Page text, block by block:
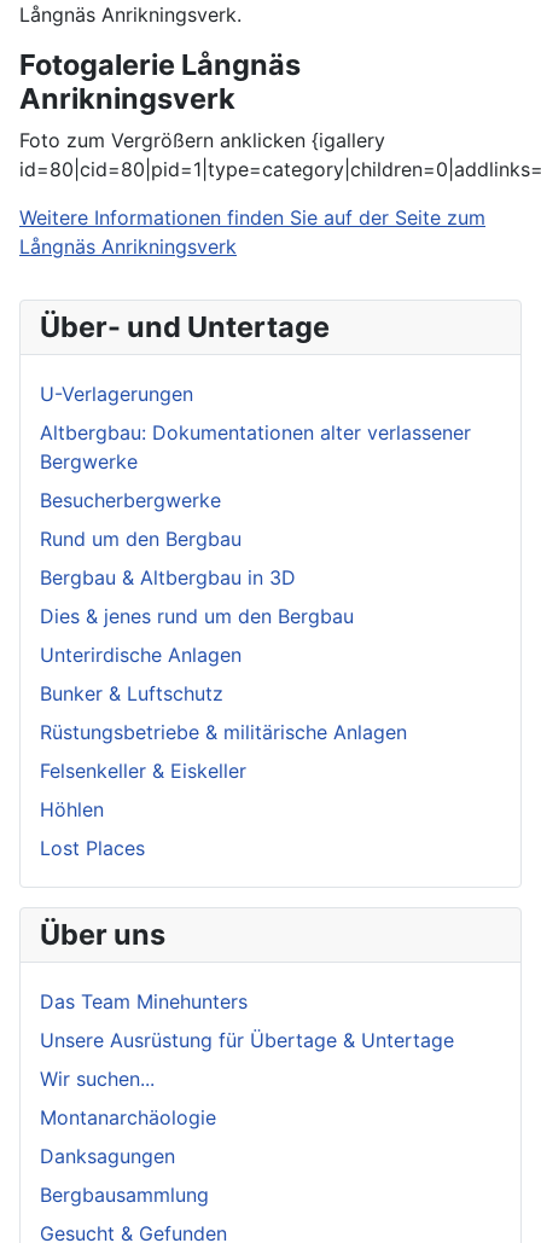
Långnäs Anrikningsverk.
Fotogalerie Långnäs
Anrikningsverk
Foto zum Vergrößern anklicken {igallery
Weitere Informationen finden Sie auf der Seite zum
Långnäs Anrikningsverk
Über- und Untertage
U-Verlagerungen
Altbergbau: Dokumentationen alter verlassener
Bergwerke
Besucherbergwerke
Rund um den Bergbau
Bergbau & Altbergbau in 3D
Dies & jenes rund um den Bergbau
Unterirdische Anlagen
Bunker & Luftschutz
Rüstungsbetriebe & militärische Anlagen
Felsenkeller & Eiskeller
Höhlen
Lost Places
Über uns
Das Team Minehunters
Unsere Ausrüstung für Übertage & Untertage
Wir suchen...
Montanarchäologie
Danksagungen
Bergbausammlung
Gesucht & Gefunden